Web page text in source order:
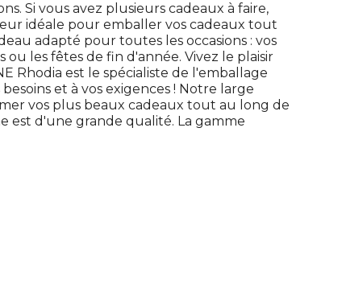
Si vous avez plusieurs cadeaux à faire,
idéale pour emballer vos cadeaux tout
adapté pour toutes les occasions : vos
ou les fêtes de fin d'année. Vivez le plaisir
Rhodia est le spécialiste de l'emballage
et à vos exigences ! Notre large
vos plus beaux cadeaux tout au long de
est d'une grande qualité. La gamme